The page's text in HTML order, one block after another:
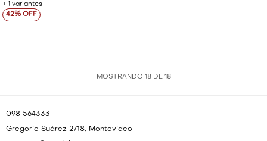
+ 1 variantes
42
MOSTRANDO 18DE 18
098 564333
Gregorio Suárez 2718, Montevideo